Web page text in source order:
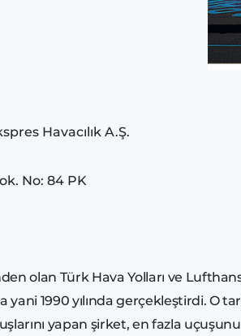
Havacılık A.Ş.
No: 84 PK
olan Türk Hava Yolları ve
1990 yılında gerçekleştirdi. O
yapan şirket, en fazla uçuşunu